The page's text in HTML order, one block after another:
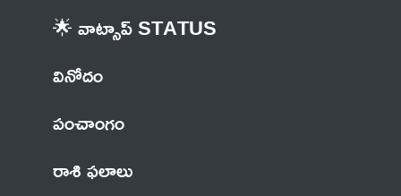
🌟 వాట్సాప్ STATUS
వినోదం
పంచాంగం
రాశి ఫలాలు